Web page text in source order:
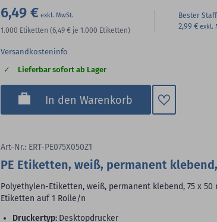
6,49 €
1.000 Etiketten (6,49 € je 1.000 Etiketten)
Bester
2,99 €
Versandkosteninfo
Lieferbar sofort ab Lager
In den Warenkorb
Zum
Art-Nr.: ERT-PE075X050Z1
PE Etiketten, weiß, permanent
Polyethylen-Etiketten, weiß, permanent klebend, 75 x 50
Etiketten auf 1 Rolle/n
Druckertyp: Desktopdrucker